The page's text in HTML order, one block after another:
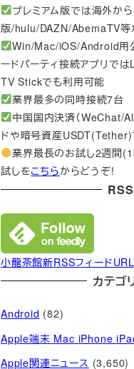
プレミアム版では海外か
版/hulu/DAZN/AbemaTV等
Win/Mac/iOS/Android用
ードパーティ接続アプリで
TV Stickでも利用可能
業界最多の同時接続7台
中国国内決済（WeChat/
ドや暗号資産
業界最長のお試し2週間
試しをこちらからどうぞ!
RSS
小龍茶館新RSSフィード
カテゴ
Android (82)
Apple端末 Mac iPhone
Apple関連ニュース (3,650)